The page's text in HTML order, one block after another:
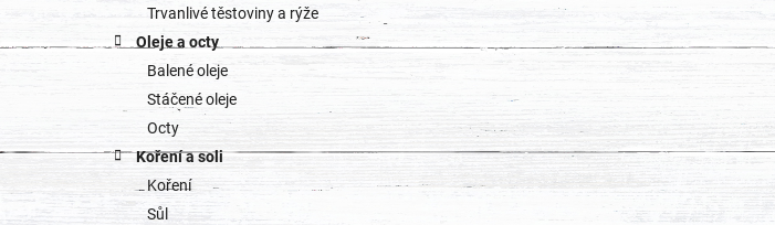
Trvanlivé těstoviny a rýže
Oleje a octy
Balené oleje
Stáčené oleje
Octy
Koření a soli
Koření
Sůl